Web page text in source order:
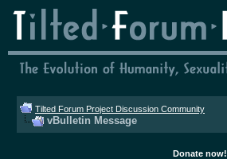
Tilted Forum Project Discussion Community
vBulletin Message
Donate now!